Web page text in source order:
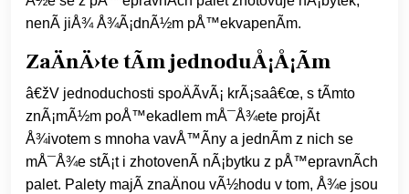
nenÃ­ jiÅ¾ Å¾Ã¡dnÃ½m pÅ™ekvapenÃ­m.
ZaÄnÄ›te tÃ­m jednoduÅ¡Å¡Ã­m
â€žV jednoduchosti spoÄÃ­vÃ¡ krÃ¡saâ€œ, s tÃ­mto
znÃ¡mÃ½m poÅ™ekadlem mÅ¯Å¾ete projÃ­t
Å¾ivotem s mnoha vavÅ™Ã­ny a jednÃ­m z nich se
mÅ¯Å¾e stÃ¡t i zhotovenÃ­ nÃ¡bytku z pÅ™epravnÃ­ch
palet. Palety majÃ­ znaÄnou vÃ½hodu v tom, Å¾e jsou